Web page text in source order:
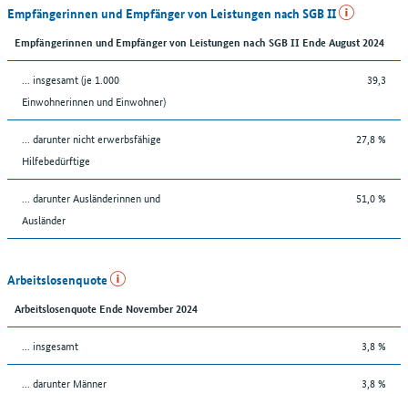
Empfängerinnen und Empfänger von Leistungen nach SGB II
Empfängerinnen und Empfänger von Leistungen nach SGB II Ende August 2024
... insgesamt (je 1.000
Einwohnerinnen und Einwohner)
39,3
... darunter nicht erwerbsfähige
Hilfebedürftige
27,8 %
... darunter Ausländerinnen und
Ausländer
51,0 %
Arbeitslosenquote
Arbeitslosenquote Ende November 2024
... insgesamt 3,8 %
... darunter Männer 3,8 %